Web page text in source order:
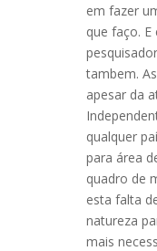
em fazer
que faço.
tambem.
apesar da
qualquer
para área
quadro de
esta falta
natureza
mais